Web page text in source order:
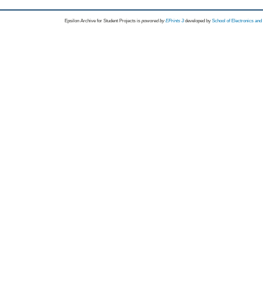
Epsilon Archive for Student Projects is powored byEPrints 3 developed by School of Electronics